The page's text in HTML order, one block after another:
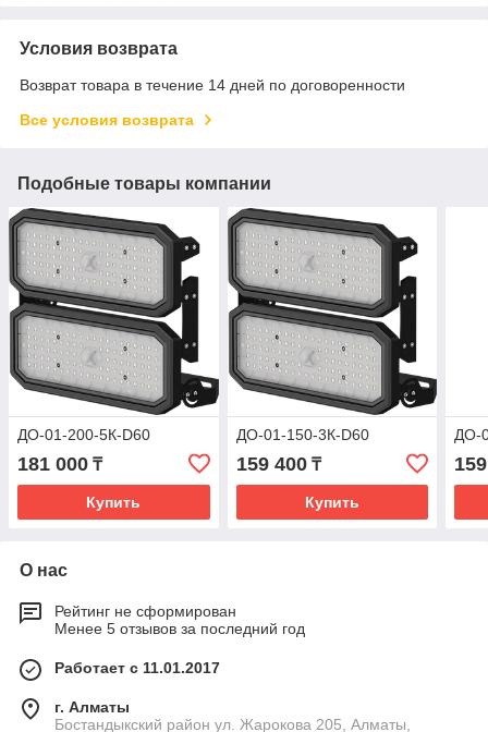
Условия возврата
Возврат товара в течение 14 дней по договоренности
Все условия возврата
Подобные товары компании
ДО-01-200-5К-D60
181 000 ₸
Купить
ДО-01-150-3К-D60
159 400₸
Купить
ДО-
О нас
Рейтинг не сформирован
Менее 5 отзывов за последний год
Работает с 11.01.2017
г. Алматы
Бостандыкский район ул. Жарокова 205, Алматы,